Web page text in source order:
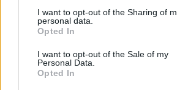
I want to opt-out of the Sharing of
personal data.
Opted In
I want to opt-out of the Sale of my
Personal Data.
Opted In
tra lavoro e vita privata. Il nostro
giusta per aiutare le persone a migliorare la